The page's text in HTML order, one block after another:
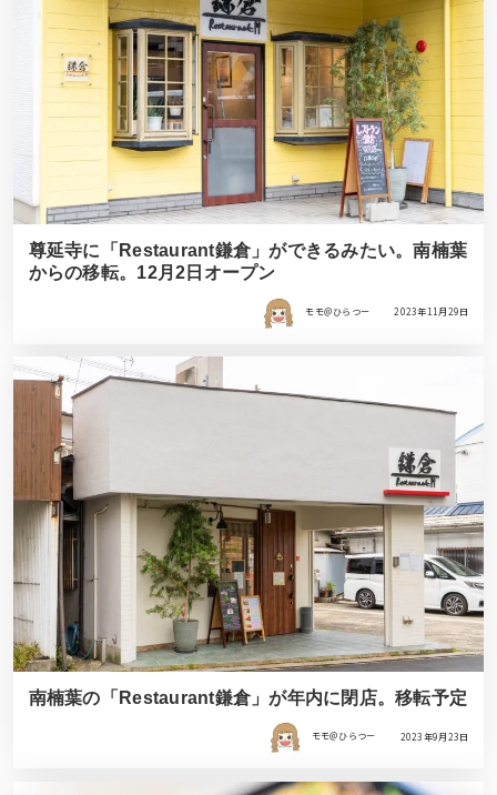
尊延寺に「Restaurant鎌倉」ができるみたい。南楠葉
からの移転。12月2日オープン
モモ＠ひらつー 2023年11月29日
南楠葉の「Restaurant鎌倉」が年内に閉店。移転予定
モモ＠ひらつー 2023年9月23日